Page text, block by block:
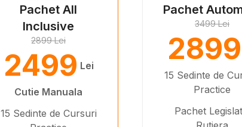
Pachet All
Inclusive
2899 Lei
2499 Lei
Cutie Manuala
15 Sedinte de Cursuri
Pachet
3499 Lei
2899
15 Sedinte de
Practice
Pachet